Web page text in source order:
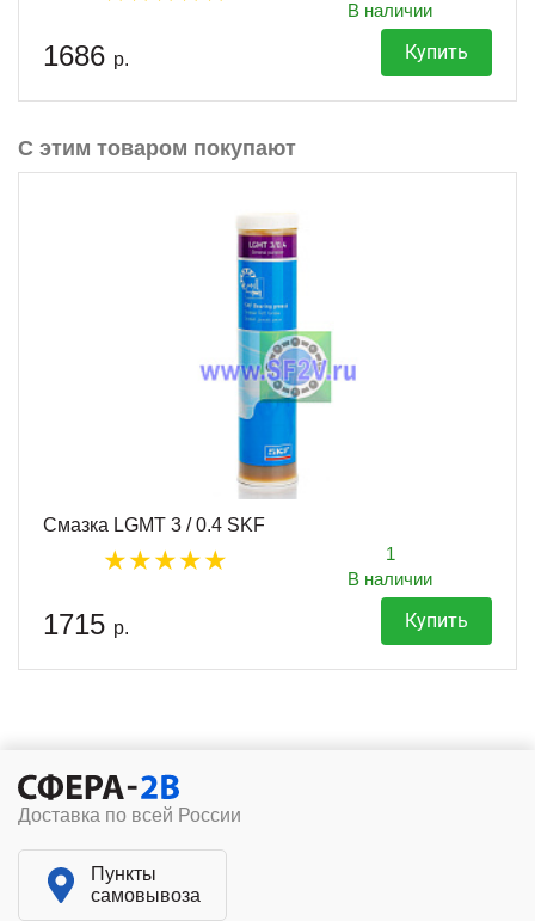
В наличии
1686 р. Купить
С этим товаром покупают
Смазка LGMT 3 / 0.4 SKF
1
В наличии
1715 р. Купить
Доставка по всей России
Пункты
самовывоза